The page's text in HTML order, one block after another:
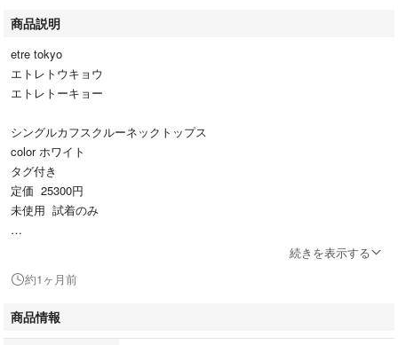
商品説明
etre tokyo
エトレトウキョウ
エトレトーキョー
シングルカフスクルーネックトップス
color ホワイト
タグ付き
定価 25300円
未使用 試着のみ
続きを表示する
約1ヶ月前
商品情報